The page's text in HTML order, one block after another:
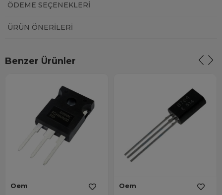
ÖDEME SEÇENEKLERI
ÜRÜN ÖNERILERI
Benzer Ürünler
Oem Oem